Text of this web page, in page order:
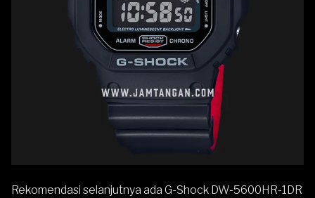
Rekomendasi selanjutnya ada G-Shock DW-5600HR-1DR